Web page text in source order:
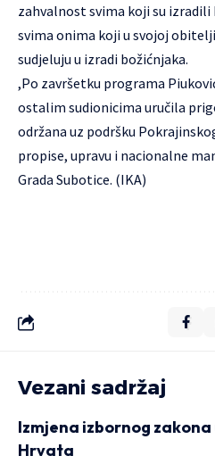
zahvalnost svima koji su
svima onima koji u svojoj
sudjeluju u izradi božićnjaka.
,Po završetku programa
ostalim sudionicima uručila
održana uz podršku
propise, upravu i nacionalne
Grada Subotice. (IKA)
Vezani sadržaj
Izmjena izbornog
Hrvata